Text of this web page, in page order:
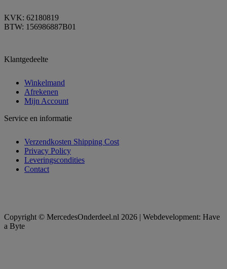
KVK: 62180819
BTW: 156986887B01
Klantgedeelte
Winkelmand
Afrekenen
Mijn Account
Service en informatie
Verzendkosten Shipping Cost
Privacy Policy
Leveringscondities
Contact
Copyright © MercedesOnderdeel.nl 2026 | Webdevelopment: Have
a Byte